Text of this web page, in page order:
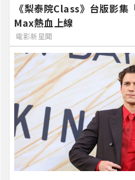
《梨泰院Class》台版影集
Max熱血上線
電影新星聞